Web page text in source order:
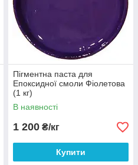
Пігментна паста для
Епоксидної смоли Фіолетова
(1 кг)
В наявності
1 200 ₴/кг
Купити